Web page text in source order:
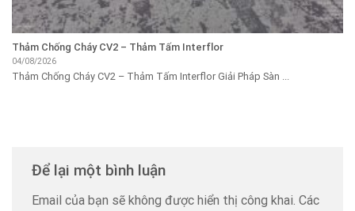
Thảm Chống Cháy CV2 – Thảm Tấm Interflor
04/08/2026
Thảm Chống Cháy CV2 – Thảm Tấm Interflor Giải Pháp Sàn ...
Để lại một bình luận
Email của bạn sẽ không được hiển thị công khai. Các